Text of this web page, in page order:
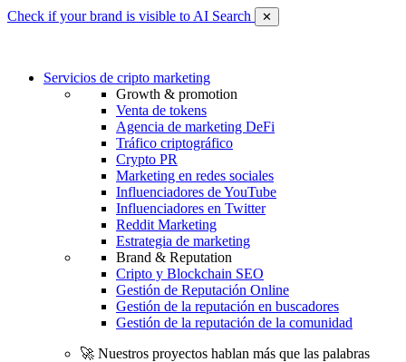
Check if your brand is visible to AI Search ✕
Servicios de cripto marketing
Growth & promotion
Venta de tokens
Agencia de marketing DeFi
Tráfico criptográfico
Crypto PR
Marketing en redes sociales
Influenciadores de YouTube
Influenciadores en Twitter
Reddit Marketing
Estrategia de marketing
Brand & Reputation
Cripto y Blockchain SEO
Gestión de Reputación Online
Gestión de la reputación en buscadores
Gestión de la reputación de la comunidad
🚀 Nuestros proyectos hablan más que las palabras